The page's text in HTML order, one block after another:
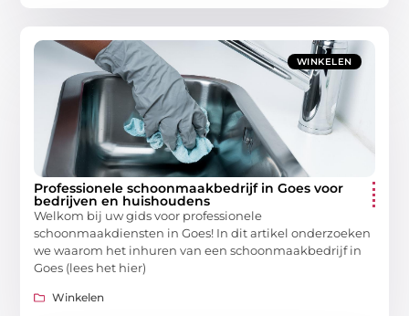
WINKELEN
Professionele schoonmaakbedrijf in Goes voor
bedrijven en huishoudens
Welkom bij uw gids voor professionele
schoonmaakdiensten in Goes! In dit artikel onderzoeken
we waarom het inhuren van een schoonmaakbedrijf in
Goes (lees het hier)
Winkelen